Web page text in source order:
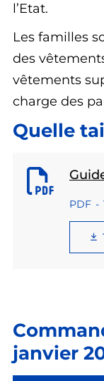
l’Etat.
Les familles
des
vêtements
charge des
Quelle
PDF
janvier